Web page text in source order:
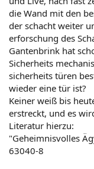
die Wand mit den
der schacht weiter
erforschung des
Gantenbrink hat
Sicherheits
sicherheits türen
wieder eine tür ist?
Keiner weiß bis
erstreckt, und es
Literatur hierzu:
"Geheimnisvolles
63040-8